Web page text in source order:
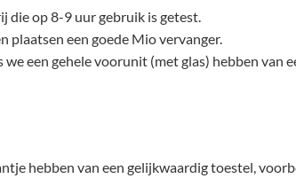
die op 8-9 uur gebruik is getest.
plaatsen een goede Mio vervanger.
een gehele voorunit (met glas) hebben van
hebben van een gelijkwaardig toestel,